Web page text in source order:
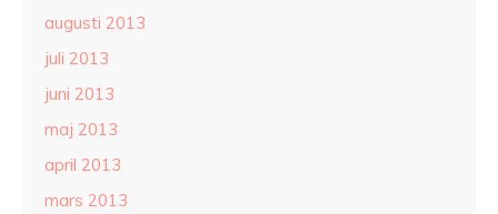
augusti 2013
juli 2013
juni 2013
maj 2013
april 2013
mars 2013